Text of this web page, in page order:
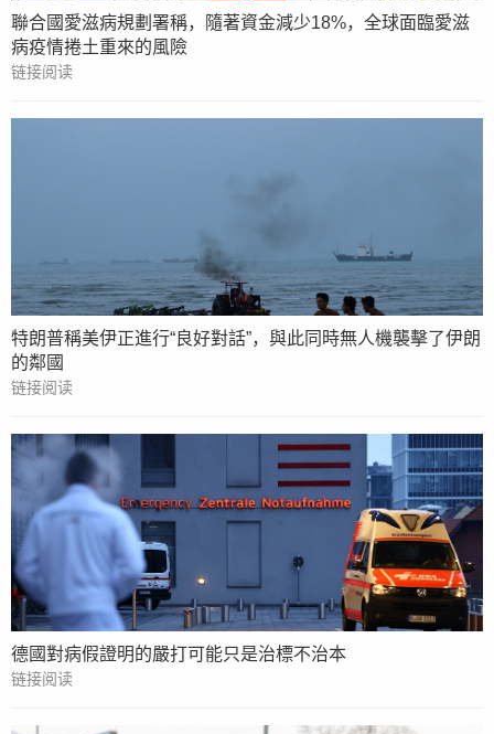
聯合國愛滋病規劃署稱，隨著資金減少18%，全球面臨愛滋
病疫情捲土重來的風險
链接阅读
特朗普稱美伊正進行“良好對話”，與此同時無人機襲擊了伊朗
的鄰國
链接阅读
德國對病假證明的嚴打可能只是治標不治本
链接阅读